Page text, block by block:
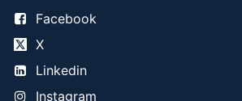
Facebook
X
Linkedin
Instagram